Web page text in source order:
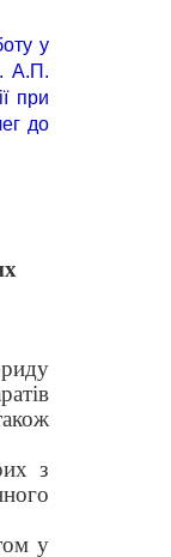
у
А.П.
при
до
з
у